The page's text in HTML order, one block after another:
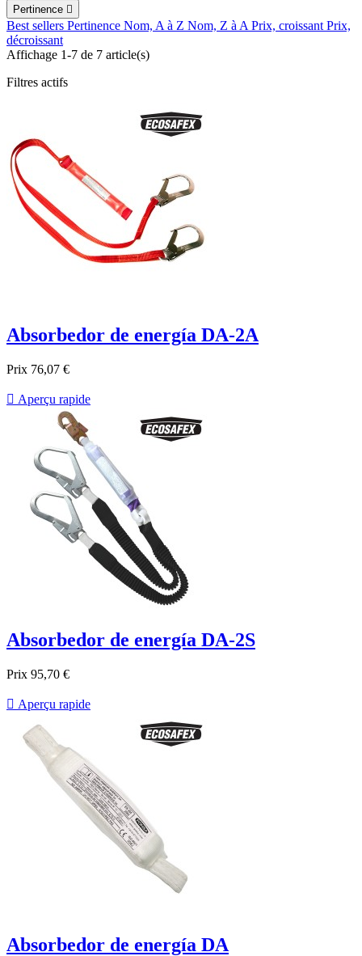
Pertinence 
Best sellers Pertinence Nom, A à Z Nom, Z à APrix, croissantPrix,
décroissant
Affichage 1-7 de 7 article(s)
Filtres actifs
Absorbedor de energía DA-2A
Prix 76,07 €
 Aperçu rapide
Absorbedor de energía DA-2S
Prix 95,70 €
 Aperçu rapide
Absorbedor de energía DA